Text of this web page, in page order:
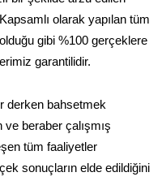
olarak yapılan tüm
gibi %100 gerçeklere
garantilidir.
derken bahsetmek
ve beraber çalışmış
tüm faaliyetler
sonuçların elde edildiğini